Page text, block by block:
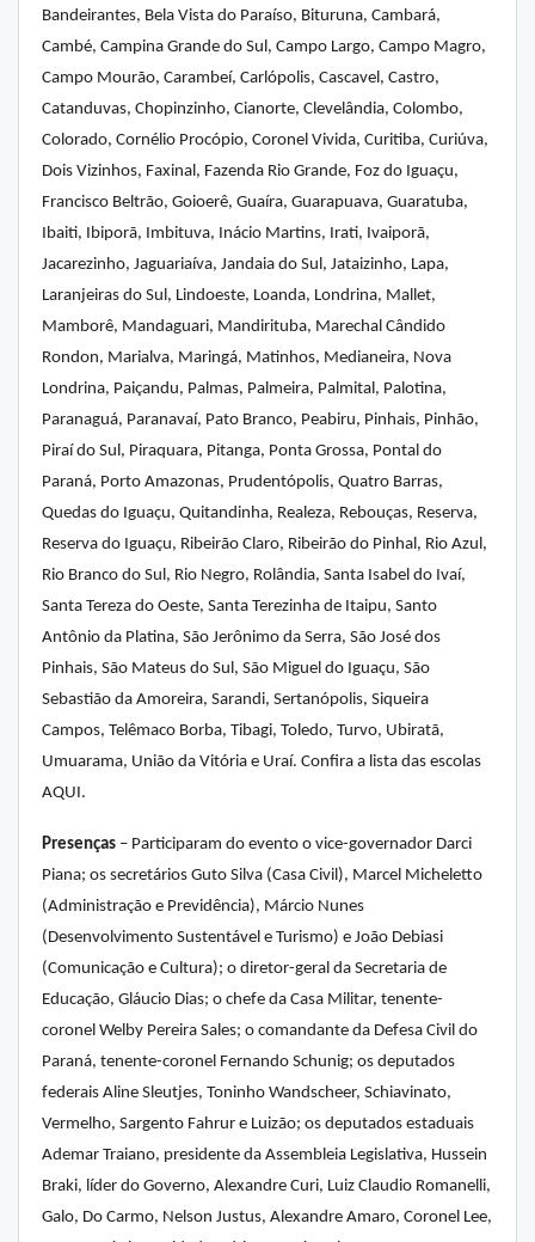
Bandeirantes, Bela Vista do Paraíso, Bituruna, Cambará,
Cambé, Campina Grande do Sul, Campo Largo, Campo Magro,
Campo Mourão, Carambeí, Carlópolis, Cascavel, Castro,
Catanduvas, Chopinzinho, Cianorte, Clevelândia, Colombo,
Colorado, Cornélio Procópio, Coronel Vivida, Curitiba, Curiúva,
Dois Vizinhos, Faxinal, Fazenda Rio Grande, Foz do Iguaçu,
Francisco Beltrão, Goioerê, Guaíra, Guarapuava, Guaratuba,
Ibaiti, Ibiporã, Imbituva, Inácio Martins, Irati, Ivaiporã,
Jacarezinho, Jaguariaíva, Jandaia do Sul, Jataizinho, Lapa,
Laranjeiras do Sul, Lindoeste, Loanda, Londrina, Mallet,
Mamborê, Mandaguari, Mandirituba, Marechal Cândido
Rondon, Marialva, Maringá, Matinhos, Medianeira, Nova
Londrina, Paiçandu, Palmas, Palmeira, Palmital, Palotina,
Paranaguá, Paranavaí, Pato Branco, Peabiru, Pinhais, Pinhão,
Piraí do Sul, Piraquara, Pitanga, Ponta Grossa, Pontal do
Paraná, Porto Amazonas, Prudentópolis, Quatro Barras,
Quedas do Iguaçu, Quitandinha, Realeza, Rebouças, Reserva,
Reserva do Iguaçu, Ribeirão Claro, Ribeirão do Pinhal, Rio Azul,
Rio Branco do Sul, Rio Negro, Rolândia, Santa Isabel do Ivaí,
Santa Tereza do Oeste, Santa Terezinha de Itaipu, Santo
Antônio da Platina, São Jerônimo da Serra, São José dos
Pinhais, São Mateus do Sul, São Miguel do Iguaçu, São
Sebastião da Amoreira, Sarandi, Sertanópolis, Siqueira
Campos, Telêmaco Borba, Tibagi, Toledo, Turvo, Ubiratã,
Umuarama, União da Vitória e Uraí. Confira a lista das escolas
AQUI.
Presenças – Participaram do evento o vice-governador Darci
Piana; os secretários Guto Silva (Casa Civil), Marcel Micheletto
(Administração e Previdência), Márcio Nunes
(Desenvolvimento Sustentável e Turismo) e João Debiasi
(Comunicação e Cultura); o diretor-geral da Secretaria de
Educação, Gláucio Dias; o chefe da Casa Militar, tenente-
coronel Welby Pereira Sales; o comandante da Defesa Civil do
Paraná, tenente-coronel Fernando Schunig; os deputados
federais Aline Sleutjes, Toninho Wandscheer, Schiavinato,
Vermelho, Sargento Fahrur e Luizão; os deputados estaduais
Ademar Traiano, presidente da Assembleia Legislativa, Hussein
Braki, líder do Governo, Alexandre Curi, Luiz Claudio Romanelli,
Galo, Do Carmo, Nelson Justus, Alexandre Amaro, Coronel Lee,